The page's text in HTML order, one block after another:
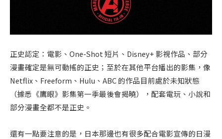
正史認定：電影、One-Shot 短片、Disney+ 影視作品、部分
漫畫確定是無可動搖的正史；至於在其他平台播出的影集，像
Netflix、Freeform、Hulu、ABC 的作品目前處於未知狀態
（據悉《鷹眼》影集第一季最後會揭曉），配套電玩、小說和
部分漫畫全都不是正史。
還有一點要注意的是，日本那邊也有很多配合電影宣傳的日漫